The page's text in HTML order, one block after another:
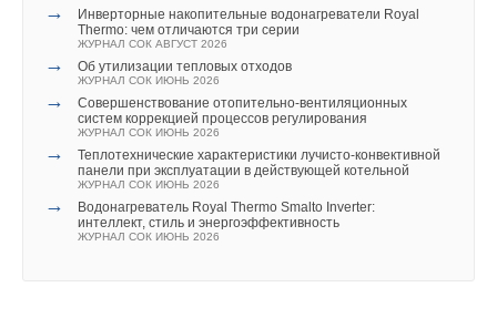
→
Инверторные накопительные водонагреватели Royal
Thermo: чем отличаются три серии
ЖУРНАЛ СОК АВГУСТ 2026
→ Об утилизации тепловых отходов
ЖУРНАЛ СОК ИЮНЬ 2026
→
Совершенствование отопительно-вентиляционных
систем коррекцией процессов регулирования
ЖУРНАЛ СОК ИЮНЬ 2026
→
Теплотехнические характеристики лучисто-конвективной
панели при эксплуатации в действующей котельной
ЖУРНАЛ СОК ИЮНЬ 2026
→
Водонагреватель Royal Thermo Smalto Inverter:
интеллект, стиль и энергоэффективность
ЖУРНАЛ СОК ИЮНЬ 2026
Уровень водородного показателя рН сетевой воды
в системах теплоснабжения, в соответствии с действующими
нормативами, составляет 8,3–9,5. При этом при значениях
pH теплоносителя выше 8,5 алюминиевые радиаторы
разрушаются. Это значит, что в системах, где уровень pH
может превышать эти показатели, а также в системах,
подверженных гидравлическим ударам, возможно
применение только биметаллических радиаторов с высокими
показателями надёжности. В противном случае